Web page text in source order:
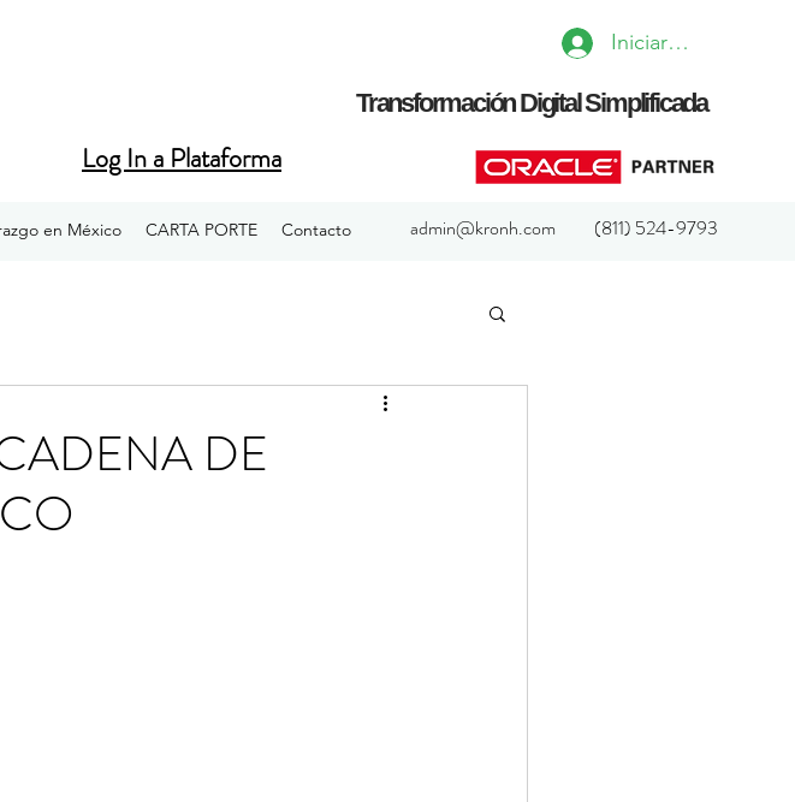
Transformación Digital Simplificada
Log In a Plataforma
Iniciar sesión
en México CARTA PORTE Contacto Moreadmin@kronh.com (811) 524-9793
DE